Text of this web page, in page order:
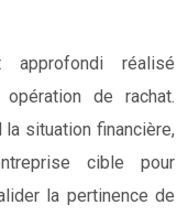
réalisé
de rachat.
la situation financière,
cible pour
la pertinence de